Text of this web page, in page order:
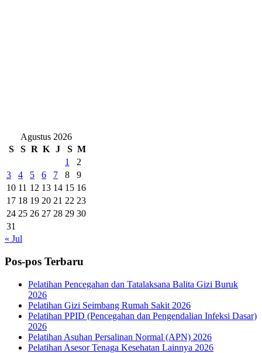
Agustus 2026
S
S R K J S M
1
2
3
4 5 6 7 8
9
10 11 12 13 14 15 16
17 18 19 20 21 22 23
24 25 26 27 28 29 30
31
« Jul
Pos-pos Terbaru
Pelatihan Pencegahan dan Tatalaksana Balita Gizi Buruk
2026
Pelatihan Gizi Seimbang Rumah Sakit 2026
Pelatihan PPID (Pencegahan dan Pengendalian Infeksi Dasar)
2026
Pelatihan Asuhan Persalinan Normal (APN) 2026
Pelatihan Asesor Tenaga Kesehatan Lainnya 2026